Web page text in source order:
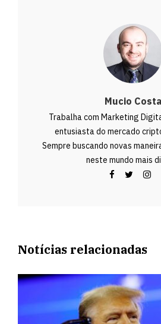
Mucio Costa
Trabalha com Marketing
entusiasta do mercado
Sempre buscando novas
neste mundo mais
Notícias relacionadas